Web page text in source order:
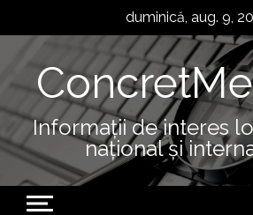
duminică, aug. 9,
Informații de interes
național și